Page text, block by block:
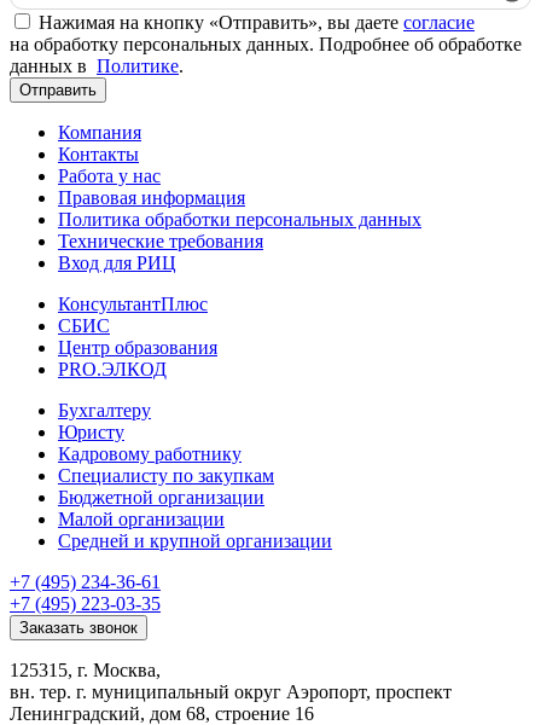
Нажимая на кнопку «Отправить», вы даете согласие
на обработку персональных данных. Подробнее об обработке
данных в Политике.
Отправить
Компания
Контакты
Работа у нас
Правовая информация
Политика обработки персональных данных
Технические требования
Вход для РИЦ
КонсультантПлюс
СБИС
Центр образования
PRO.ЭЛКОД
Бухгалтеру
Юристу
Кадровому работнику
Специалисту по закупкам
Бюджетной организации
Малой организации
Средней и крупной организации
+7 (495) 234-36-61
+7 (495) 223-03-35
Заказать звонок
125315, г. Москва,
вн. тер. г. муниципальный округ Аэропорт, проспект
Ленинградский, дом 68, строение 16